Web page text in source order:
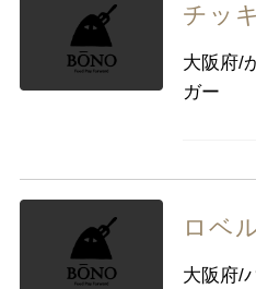
チッ
大阪府/
ガー
ロベ
大阪府/